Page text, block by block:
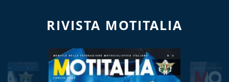
RIVISTA MOTITALIA